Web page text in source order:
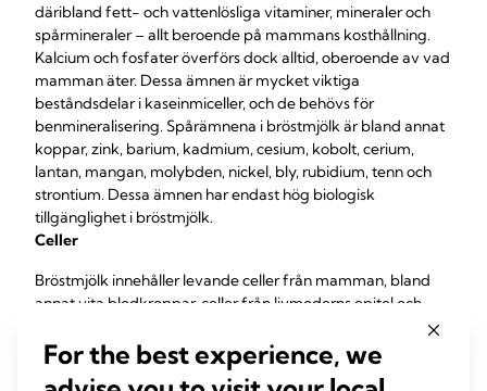
däribland fett- och vattenlösliga vitaminer, mineraler och
spårmineraler – allt beroende på mammans kosthållning.
Kalcium och fosfater överförs dock alltid, oberoende av vad
mamman äter. Dessa ämnen är mycket viktiga
beståndsdelar i kaseinmiceller, och de behövs för
benmineralisering. Spårämnena i bröstmjölk är bland annat
koppar, zink, barium, kadmium, cesium, kobolt, cerium,
lantan, mangan, molybden, nickel, bly, rubidium, tenn och
strontium. Dessa ämnen har endast hög biologisk
tillgänglighet i bröstmjölk.
Celler
Bröstmjölk innehåller levande celler från mamman, bland
annat vita blodkroppar, celler från livmoderns epitel och
immunförsvar och ger dessutom barnet immunologiskt
skydd. Stamceller har också identifierats i bröstmjölk. De har
For the best experience, we